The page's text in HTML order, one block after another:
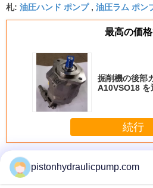
fantastic once you dial in
manual adjustment is
sweet spot makes all
taking the time to set it
visual clarity is fantastic
correctly. The manual
finding that sweet spot
No more eye strain
recommend taking the
properly!""The Pico 4's
once you dial in the IPD
札: 油圧ハンド ポンプ, 油圧ラム ポン
最高の価
掘削機の後部
A10VSO18 を
続行
多く タンデム油圧ポンプ
pistonhydraulicpump.com